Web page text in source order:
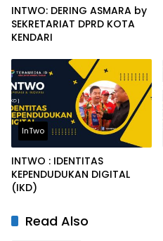
INTWO: DERING ASMARA by
SEKRETARIAT DPRD KOTA
KENDARI
InTwo
INTWO : IDENTITAS
KEPENDUDUKAN DIGITAL
(IKD)
Read Also